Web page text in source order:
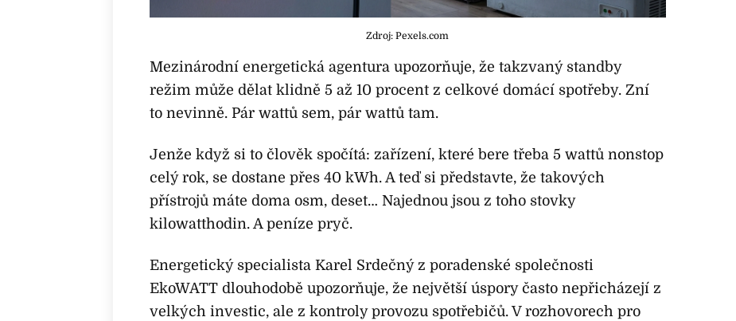
Zdroj: Pexels.com
Mezinárodní energetická agentura upozorňuje, že takzvaný standby
režim může dělat klidně 5 až 10 procent z celkové domácí spotřeby. Zní
to nevinně. Pár wattů sem, pár wattů tam.
Jenže když si to člověk spočítá: zařízení, které bere třeba 5 wattů nonstop
celý rok, se dostane přes 40 kWh. A teď si představte, že takových
přístrojů máte doma osm, deset… Najednou jsou z toho stovky
kilowatthodin. A peníze pryč.
Energetický specialista Karel Srdečný z poradenské společnosti
EkoWATT dlouhodobě upozorňuje, že největší úspory často nepřicházejí z
velkých investic, ale z kontroly provozu spotřebičů. V rozhovorech pro